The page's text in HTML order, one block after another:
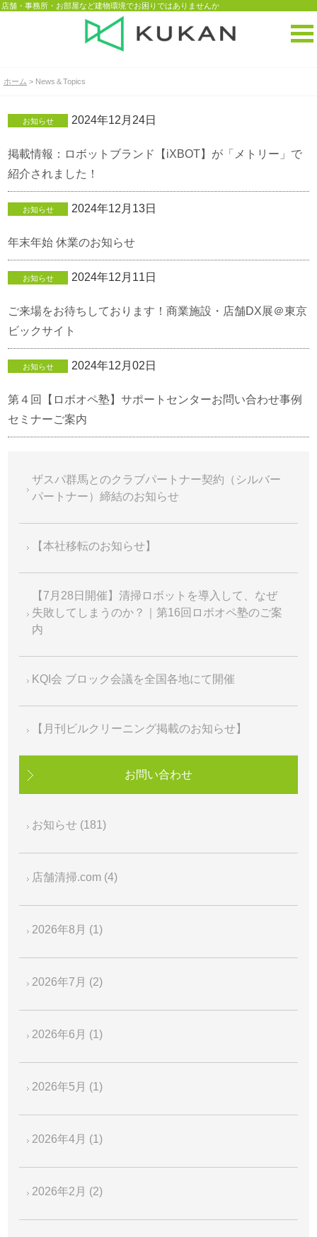
店舗・事務所・お部屋など建物環境でお困りではありませんか
ホーム > News＆Topics
お知らせ 2024年12月24日
掲載情報：ロボットブランド【iXBOT】が「メトリー」で
紹介されました！
お知らせ 2024年12月13日
年末年始 休業のお知らせ
お知らせ 2024年12月11日
ご来場をお待ちしております！商業施設・店舗DX展＠東京
ビックサイト
お知らせ 2024年12月02日
第４回【ロボオペ塾】サポートセンターお問い合わせ事例
セミナーご案内
ザスパ群馬とのクラブパートナー契約（シルバー
パートナー）締結のお知らせ
【本社移転のお知らせ】
【7月28日開催】清掃ロボットを導入して、なぜ
失敗してしまうのか？｜第16回ロボオペ塾のご案
内
KQI会 ブロック会議を全国各地にて開催
【月刊ビルクリーニング掲載のお知らせ】
お問い合わせ
お知らせ (181)
店舗清掃.com (4)
2026年8月 (1)
2026年7月 (2)
2026年6月 (1)
2026年5月 (1)
2026年4月 (1)
2026年2月 (2)